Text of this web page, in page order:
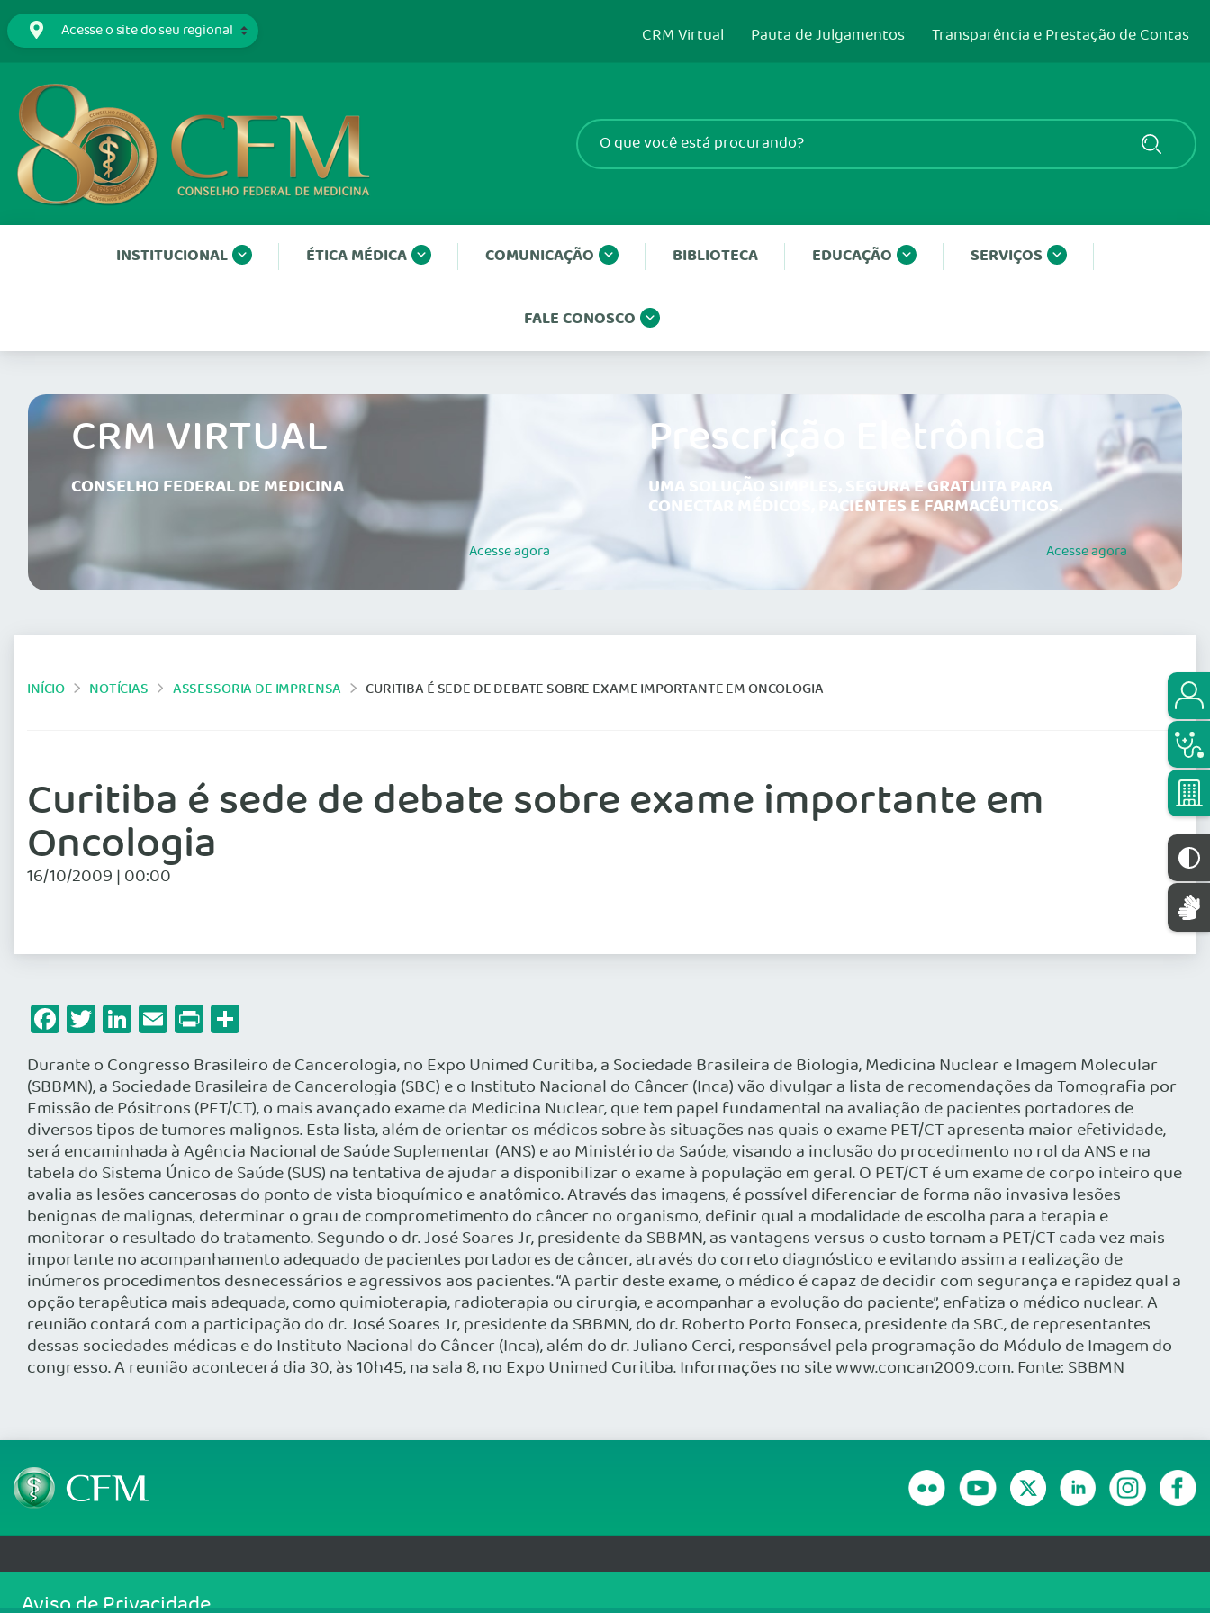
CRM Virtual Pauta de Julgamentos Transparência e Prestação de Contas
INSTITUCIONAL ÉTICA MÉDICA COMUNICAÇÃO BIBLIOTECA EDUCAÇÃO SERVIÇOS
FALE CONOSCO
CRM VIRTUAL
CONSELHO FEDERAL DE MEDICINA
Acesseagora
Prescrição Eletrônica
UMA SOLUÇÃO SIMPLES, SEGURA E GRATUITA PARA
CONECTAR MÉDICOS, PACIENTES E FARMACÊUTICOS.
Acesseagora
INÍCIO NOTÍCIAS ASSESSORIA DE IMPRENSA CURITIBA É SEDE DE DEBATE SOBRE EXAME IMPORTANTE EM ONCOLOGIA
Curitiba é sede de debate sobre exame importante em
Oncologia
16/10/2009 | 00:00
Facebook
Twitter
LinkedIn
Email
Print
Durante o Congresso Brasileiro de Cancerologia, no Expo Unimed Curitiba, a Sociedade Brasileira de Biologia, Medicina Nuclear e Imagem Molecular
(SBBMN), a Sociedade Brasileira de Cancerologia (SBC) e o Instituto Nacional do Câncer (Inca) vão divulgar a lista de recomendações da Tomografia por
Emissão de Pósitrons (PET/CT), o mais avançado exame da Medicina Nuclear, que tem papel fundamental na avaliação de pacientes portadores de
diversos tipos de tumores malignos. Esta lista, além de orientar os médicos sobre às situações nas quais o exame PET/CT apresenta maior efetividade,
será encaminhada à Agência Nacional de Saúde Suplementar (ANS) e ao Ministério da Saúde, visando a inclusão do procedimento no rol da ANS e na
tabela do Sistema Único de Saúde (SUS) na tentativa de ajudar a disponibilizar o exame à população em geral. O PET/CT é um exame de corpo inteiro que
avalia as lesões cancerosas do ponto de vista bioquímico e anatômico. Através das imagens, é possível diferenciar de forma não invasiva lesões
benignas de malignas, determinar o grau de comprometimento do câncer no organismo, definir qual a modalidade de escolha para a terapia e
monitorar o resultado do tratamento. Segundo o dr. José Soares Jr, presidente da SBBMN, as vantagens versus o custo tornam a PET/CT cada vez mais
importante no acompanhamento adequado de pacientes portadores de câncer, através do correto diagnóstico e evitando assim a realização de
inúmeros procedimentos desnecessários e agressivos aos pacientes. “A partir deste exame, o médico é capaz de decidir com segurança e rapidez qual a
opção terapêutica mais adequada, como quimioterapia, radioterapia ou cirurgia, e acompanhar a evolução do paciente”, enfatiza o médico nuclear. A
reunião contará com a participação do dr. José Soares Jr, presidente da SBBMN, do dr. Roberto Porto Fonseca, presidente da SBC, de representantes
dessas sociedades médicas e do Instituto Nacional do Câncer (Inca), além do dr. Juliano Cerci, responsável pela programação do Módulo de Imagem do
congresso. A reunião acontecerá dia 30, às 10h45, na sala 8, no Expo Unimed Curitiba. Informações no site www.concan2009.com. Fonte: SBBMN
SGAS 616, Conjunto D, Lote 115, L2 Sul, Brasília/DF - CEP: 70200-760 - CNPJ: 33.583.550/0001-30
Aviso de Privacidade